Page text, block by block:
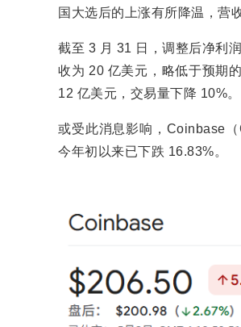
国大选后的上涨有所降温，营
截至 3 月 31 日，调整后净利
收为 20 亿美元，略低于预期
12 亿美元，交易量下降 10%。
或受此消息影响，Coinbase
今年初以来已下跌 16.83%。